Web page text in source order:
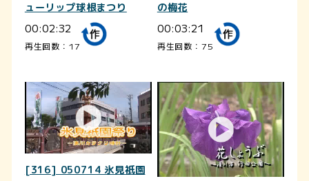
ューリップ球根まつり
00:02:32
再生回数：17
の梅花
00:03:21
再生回数：75
[316] 050714 氷見祇園